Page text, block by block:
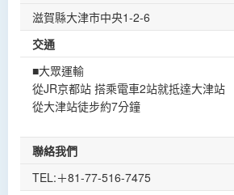
滋賀縣大津市中央1-2-6
交通
■大眾運輸
從JR京都站 搭乘電車2站就抵達大津站
從大津站徒步約7分鐘
聯絡我們
TEL:＋81-77-516-7475